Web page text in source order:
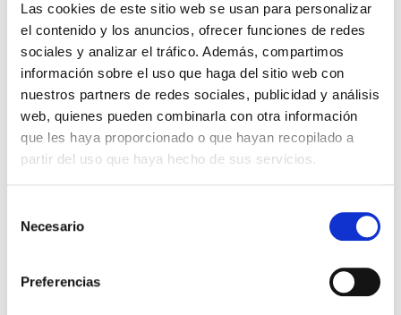
Las cookies de este sitio web se usan para personalizar
el contenido y los anuncios, ofrecer funciones de redes
sociales y analizar el tráfico. Además, compartimos
información sobre el uso que haga del sitio web con
nuestros partners de redes sociales, publicidad y análisis
web, quienes pueden combinarla con otra información
que les haya proporcionado o que hayan recopilado a
partir del uso que haya hecho de sus servicios.
Necesario
Preferencias
una correcta toma de muestras.
Instrucciones para la toma de muestra:
Toma de muestras
Toma de muestras con botella
Toma de muestras con jeringa
Ensayos y normativas:
eléctricos rellenos de aceite *: UNE-EN
60567:2012 Apdo.4 IEC 60475:2011 Apdo. 4.2.